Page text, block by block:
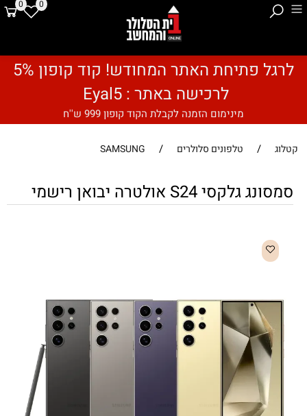
לרגל פתיחת האתר המחודש! קוד קופון 5%
לרכישה באתר : Eyal5
מינימום הזמנה לקבלת הקוד קופון 999 ש''ח
0 0
קטלוג / טלפונים סלולרים /
SAMSUNG
סמסונג גלקסי S24 אולטרה יבואן רישמי